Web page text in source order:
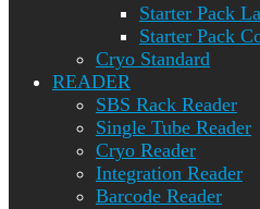
Starter Pack
Starter Pack
Cryo Standard
READER
SBS Rack Reader
Single Tube Reader
Cryo Reader
Integration Reader
Barcode Reader